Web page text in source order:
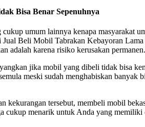
Bisa Benar Sepenuhnya
cukup umum lainnya kenapa masyarakat
Jual Beli Mobil Tabrakan Kebayoran Lama
adalah karena risiko kerusakan permanen.
jika mobil yang dibeli tidak bisa
meski sudah menghabiskan banyak
kekurangan tersebut, membeli mobil
cukup menarik untuk Anda yang memiliki